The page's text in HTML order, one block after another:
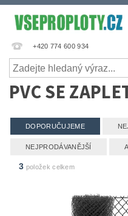
+420 774 600 934
PVC SE
DOPORUČUJEME
NEJPRODÁVANĚJŠÍ
3 položek celkem